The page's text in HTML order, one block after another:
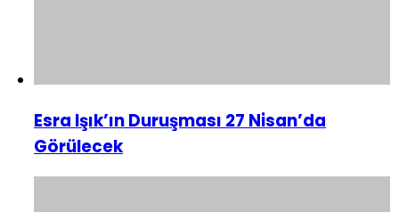
Esra Işık’ın Duruşması 27 Nisan’da
Görülecek